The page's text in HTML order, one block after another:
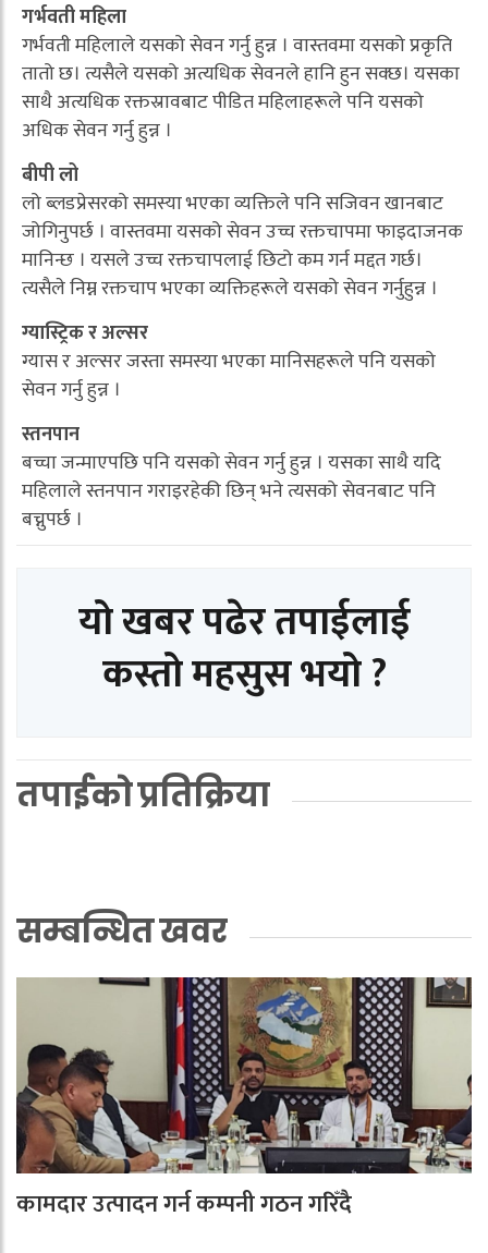
गर्भवती महिला
गर्भवती महिलाले यसको सेवन गर्नु हुन्न । वास्तवमा यसको प्रकृति
तातो छ। त्यसैले यसको अत्यधिक सेवनले हानि हुन सक्छ। यसका
साथै अत्यधिक रक्तस्रावबाट पीडित महिलाहरूले पनि यसको
अधिक सेवन गर्नु हुन्न ।
बीपी लो
लो ब्लडप्रेसरको समस्या भएका व्यक्तिले पनि सजिवन खानबाट
जोगिनुपर्छ । वास्तवमा यसको सेवन उच्च रक्तचापमा फाइदाजनक
मानिन्छ । यसले उच्च रक्तचापलाई छिटो कम गर्न मद्दत गर्छ।
त्यसैले निम्न रक्तचाप भएका व्यक्तिहरूले यसको सेवन गर्नुहुन्न ।
ग्यास्ट्रिक र अल्सर
ग्यास र अल्सर जस्ता समस्या भएका मानिसहरूले पनि यसको
सेवन गर्नु हुन्न ।
स्तनपान
बच्चा जन्माएपछि पनि यसको सेवन गर्नु हुन्न । यसका साथै यदि
महिलाले स्तनपान गराइरहेकी छिन् भने त्यसको सेवनबाट पनि
बच्नुपर्छ ।
यो खबर पढेर तपाईलाई
कस्तो महसुस भयो ?
तपाईको प्रतिक्रिया
सम्बन्धित खवर
कामदार उत्पादन गर्न कम्पनी गठन गरिँदै